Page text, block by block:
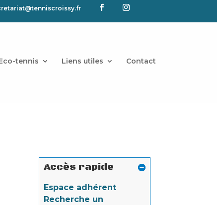
tennis Liens utiles Contact
Accès rapide
Espace adhérent
Recherche un